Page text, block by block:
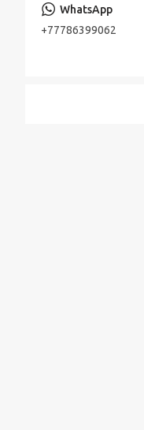
Стальная лента
Консольно-
Шестерённые
+77786399062